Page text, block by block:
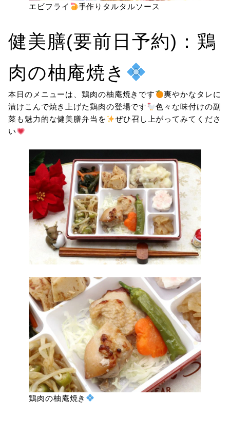
エビフライ 手作りタルタルソース
健美膳(要前日予約)：鶏
肉の柚庵焼き
本日のメニューは、鶏肉の柚庵焼きです
爽やかなタレに
漬けこんで焼き上げた鶏肉の登場です
色々な味付けの副
菜も魅力的な健美膳弁当を
ぜひ召し上がってみてくださ
い
鶏肉の柚庵焼き